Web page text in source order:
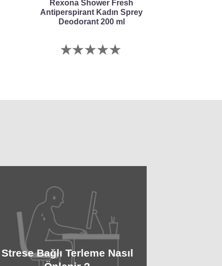
Rexona Shower Fresh
Antiperspirant Kadın Sprey
Deodorant 200 ml
Bu
gönderilmedi
Strese Bağlı Terleme Nasıl